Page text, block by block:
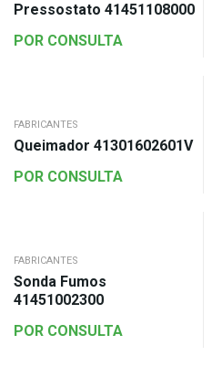
Pressostato 41451108000
POR CONSULTA
FABRICANTES
Queimador 41301602601V
POR CONSULTA
FABRICANTES
Sonda Fumos
41451002300
POR CONSULTA